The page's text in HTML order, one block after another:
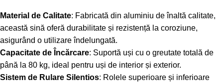
Material de Calitate: Fabricată din aluminiu de înaltă calitate,
această sină oferă durabilitate și rezistență la coroziune,
asigurând o utilizare îndelungată.
Capacitate de Încărcare: Suportă uși cu o greutate totală de
până la 80 kg, ideal pentru uși de interior și exterior.
Sistem de Rulare Silentios: Rolele superioare și inferioare